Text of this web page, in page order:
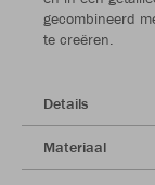
gecombineerd
te creëren.
Details
Materiaal